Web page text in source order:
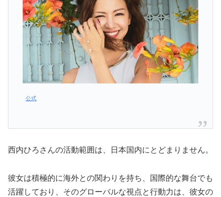
公式
西内ひろさんの活動範囲は、日本国内にとどまりません。
彼女は積極的に海外との関わりを持ち、国際的な舞台でも
活躍しており、そのグローバルな視点と行動力は、彼女の